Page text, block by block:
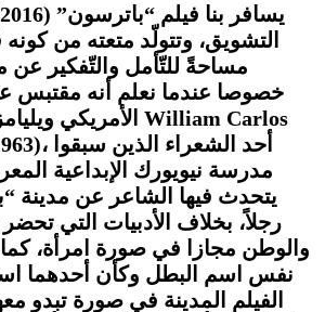
التشويق، وتتولّد متعته من
مساحةً للتّأمل والتّفكير عن
خصوصا عندما نعلم أنه مقتبس
William Carlos
)، أحد الشعراء الذين سبقوا
مدرسة نيويورك الإبداعية
يتحدث فيها الشاعر عن مدينة
رجلاً، بخلاف الأدبيات التي تحضر
والوطن مجازا في صورة امرأة،
نفس اسم البطل وكأن أحدهما
الفيلم المدينة في صورة تبدو